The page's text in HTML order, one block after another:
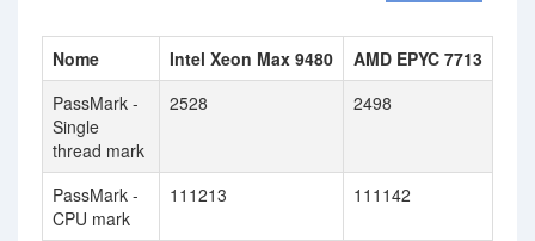
Nome Intel Xeon Max 9480
AMD EPYC 7713
PassMark -
Single
thread mark
2528 2498
PassMark -
CPU mark
111213 111142